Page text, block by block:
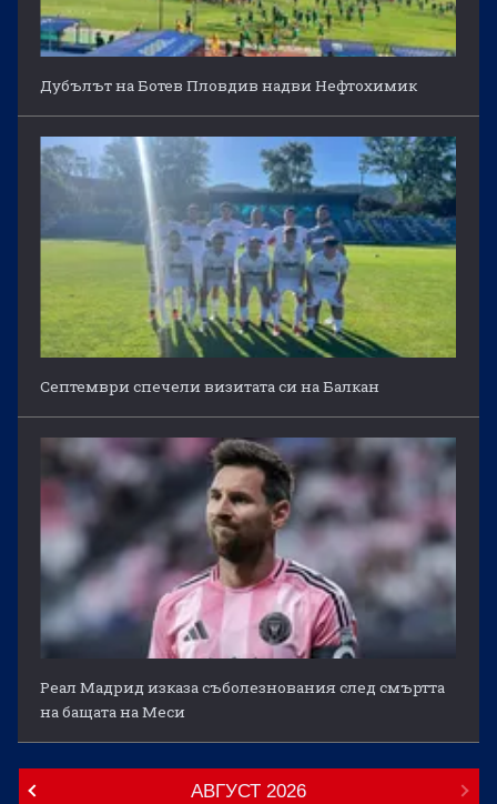
Дубълът на Ботев Пловдив надви Нефтохимик
Септември спечели визитата си на Балкан
Реал Мадрид изказа съболезнования след смъртта
на бащата на Меси
АВГУСТ 2026